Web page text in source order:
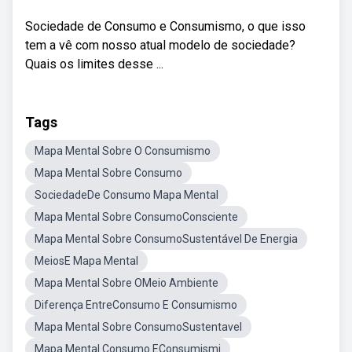
Sociedade de Consumo e Consumismo, o que isso
tem a vê com nosso atual modelo de sociedade?
Quais os limites desse ...
Tags
Mapa Mental Sobre O Consumismo
Mapa Mental Sobre Consumo
SociedadeDe Consumo Mapa Mental
Mapa Mental Sobre ConsumoConsciente
Mapa Mental Sobre ConsumoSustentável De Energia
MeiosE Mapa Mental
Mapa Mental Sobre OMeio Ambiente
Diferença EntreConsumo E Consumismo
Mapa Mental Sobre ConsumoSustentavel
Mapa Mental Consumo EConsumismi